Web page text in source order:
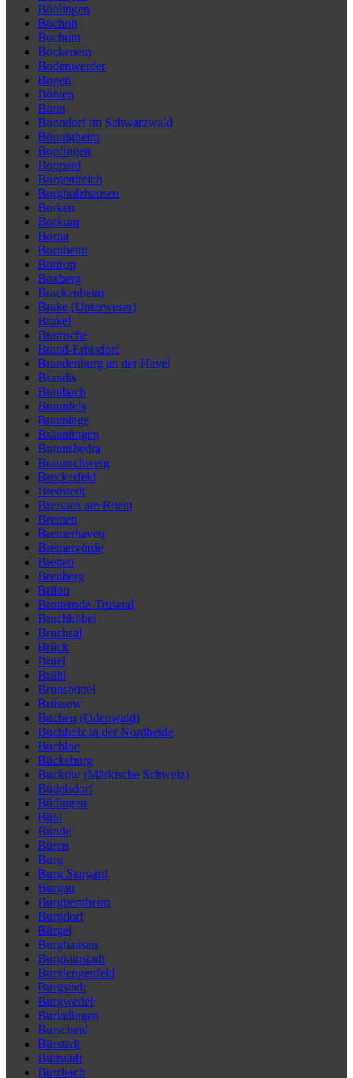
Böblingen
Bocholt
Bochum
Bockenem
Bodenwerder
Bogen
Böhlen
Bonn
Bonndorf im Schwarzwald
Bönnigheim
Bopfingen
Boppard
Borgentreich
Borgholzhausen
Borken
Borkum
Borna
Bornheim
Bottrop
Boxberg
Brackenheim
Brake (Unterweser)
Brakel
Bramsche
Brand-Erbisdorf
Brandenburg an der Havel
Brandis
Braubach
Braunfels
Braunlage
Bräunlingen
Braunsbedra
Braunschweig
Breckerfeld
Bredstedt
Breisach am Rhein
Bremen
Bremerhaven
Bremervörde
Bretten
Breuberg
Brilon
Brotterode-Trusetal
Bruchköbel
Bruchsal
Brück
Brüel
Brühl
Brunsbüttel
Brüssow
Buchen (Odenwald)
Buchholz in der Nordheide
Buchloe
Bückeburg
Buckow (Märkische Schweiz)
Büdelsdorf
Büdingen
Bühl
Bünde
Büren
Burg
Burg Stargard
Burgau
Burgbernheim
Burgdorf
Bürgel
Burghausen
Burgkunstadt
Burglengenfeld
Burgstädt
Burgwedel
Burladingen
Burscheid
Bürstadt
Buttstädt
Butzbach